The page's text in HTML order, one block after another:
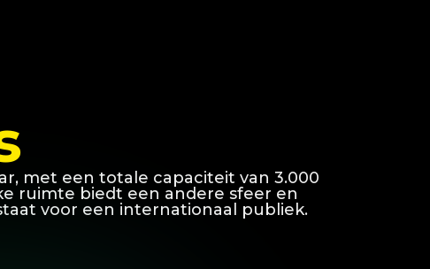
met een totale capaciteit van 3.000
ruimte biedt een andere sfeer en
voor een internationaal publiek.